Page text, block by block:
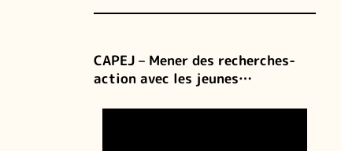
CAPEJ – Mener des recherches-
action avec les jeunes…